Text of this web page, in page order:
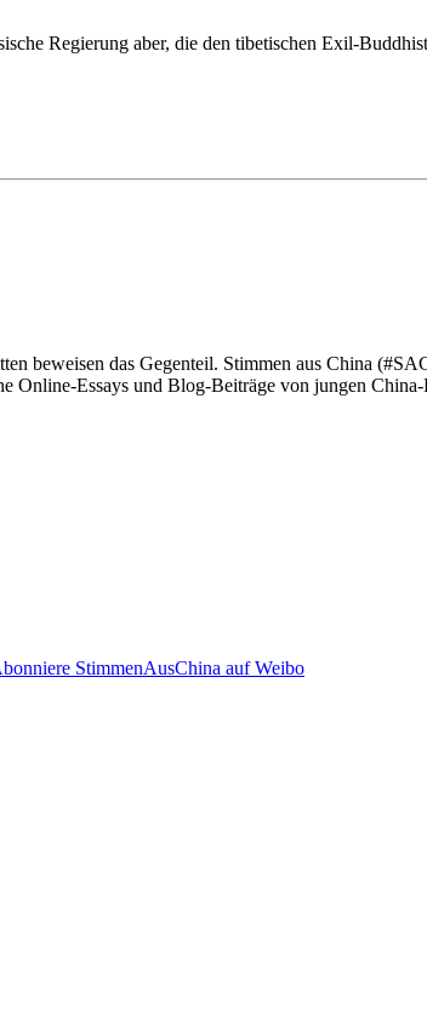
Regierung aber, die den tibetischen Exil-
beweisen das Gegenteil. Stimmen aus China
Essays und Blog-Beiträge von jungen